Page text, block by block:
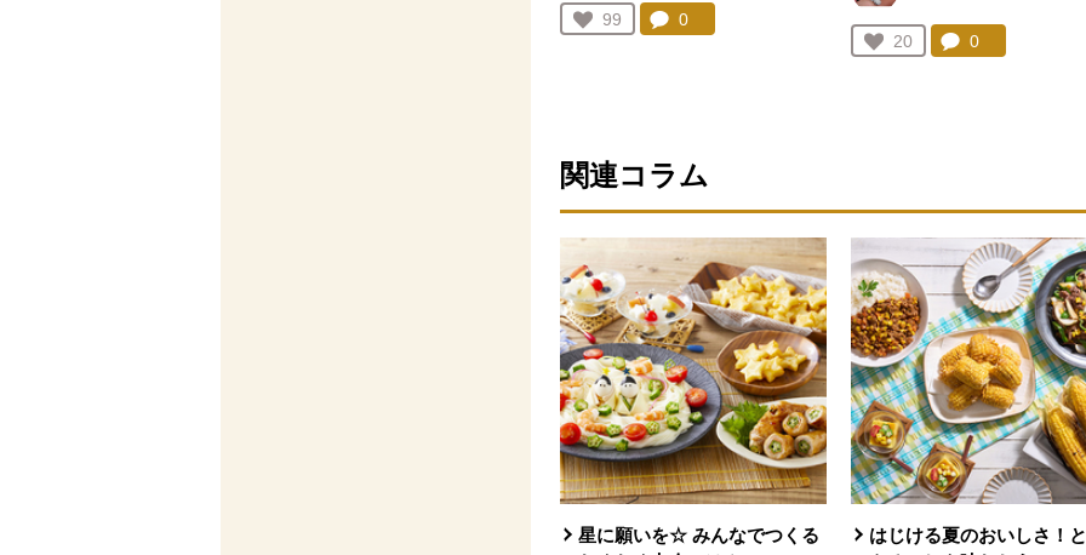
お気に入り登録：
99
人が登録
コメント：
0
お気に入り登録：
20
人が登録
コメント：
0件。コメント
関連コラム
星に願いを☆ みんなでつくる
はじける夏のおいしさ！